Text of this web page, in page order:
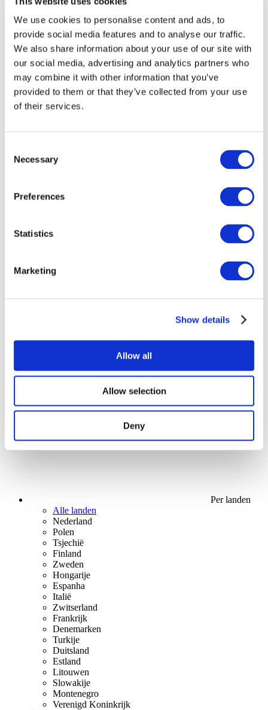
We use cookies to personalise content and ads, to
provide social media features and to analyse our traffic.
We also share information about your use of our site with
our social media, advertising and analytics partners who
may combine it with other information that you’ve
provided to them or that they’ve collected from your use
of their services.
Selection
Necessary
Preferences
Statistics
Marketing
Show details
Allow all
Allow selection
Deny
Events
Koncerter
Stå op
Per landen
Alle landen
Nederland
Polen
Tsjechië
Finland
Zweden
Hongarije
Espanha
Italië
Zwitserland
Frankrijk
Denemarken
Turkije
Duitsland
Estland
Litouwen
Slowakije
Montenegro
Verenigd Koninkrijk